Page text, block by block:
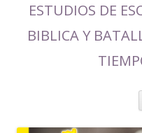
ESTUDIOS DE
BIBLICA Y